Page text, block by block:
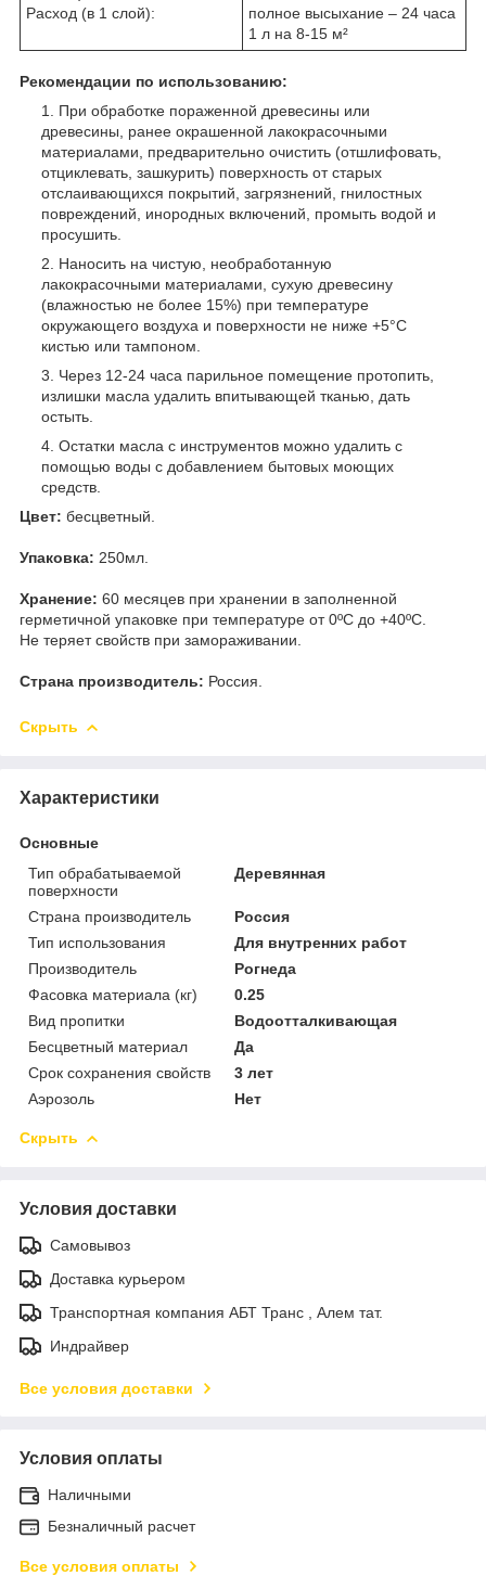
Расход (в 1 слой):
полное высыхание – 24 часа
1 л на 8-15 м²
Рекомендации по использованию:
При обработке пораженной древесины или
древесины, ранее окрашенной лакокрасочными
материалами, предварительно очистить (отшлифовать,
отциклевать, зашкурить) поверхность от старых
отслаивающихся покрытий, загрязнений, гнилостных
повреждений, инородных включений, промыть водой и
просушить.
Наносить на чистую, необработанную
лакокрасочными материалами, сухую древесину
(влажностью не более 15%) при температуре
окружающего воздуха и поверхности не ниже +5°C
кистью или тампоном.
Через 12-24 часа парильное помещение протопить,
излишки масла удалить впитывающей тканью, дать
остыть.
Остатки масла с инструментов можно удалить с
помощью воды с добавлением бытовых моющих
средств.
Цвет: бесцветный.
Упаковка: 250мл.
Хранение: 60 месяцев при хранении в заполненной
герметичной упаковке при температуре от 0ºC до +40ºC.
Не теряет свойств при замораживании.
Страна производитель: Россия.
Скрыть
Характеристики
Основные
Тип обрабатываемой
поверхности
Деревянная
Страна производитель
Россия
Тип использования
Для внутренних работ
Производитель
Рогнеда
Фасовка материала (кг)
0.25
Вид пропитки
Водоотталкивающая
Бесцветный материал
Да
Срок сохранения свойств
3 лет
Аэрозоль
Нет
Скрыть
Условия доставки
Самовывоз
Доставка курьером
Транспортная компания АБТ Транс , Алем тат.
Индрайвер
Все условия доставки
Условия оплаты
Наличными
Безналичный расчет
Все условия оплаты